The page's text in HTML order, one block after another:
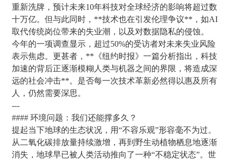
重新洗牌，预计未来10年科技对全球经济的影响将超过数
十万亿。但与此同时，**技术也在引发伦理争议**，如AI
取代传统岗位带来的失业潮，以及对数据隐私的侵蚀。
今年的一项调查显示，超过50%的受访者对未来失业风险
表示焦虑。更甚者，**《纽约时报》一篇分析指出，科技
加速的背后正逐渐模糊人类与机器之间的界限，将造成深
远的社会冲击**。是否每一次技术革新必然得以惠及所有
人，仍然需要深思。
---
#### 环境问题：我们还能撑多久？
提起当下地球的生态状况，用“不容乐观”形容毫不为过。
从二氧化碳排放量持续激增，再到野生动植物栖息地逐渐
消失，地球早已被人类活动推向了一种“不稳定状态”。世